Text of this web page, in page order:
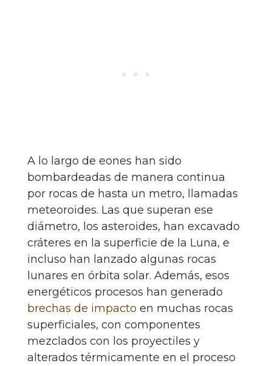
A lo largo de eones han sido
bombardeadas de manera continua
por rocas de hasta un metro, llamadas
meteoroides. Las que superan ese
diámetro, los asteroides, han excavado
cráteres en la superficie de la Luna, e
incluso han lanzado algunas rocas
lunares en órbita solar. Además, esos
energéticos procesos han generado
brechas de impacto en muchas rocas
superficiales, con componentes
mezclados con los proyectiles y
alterados térmicamente en el proceso